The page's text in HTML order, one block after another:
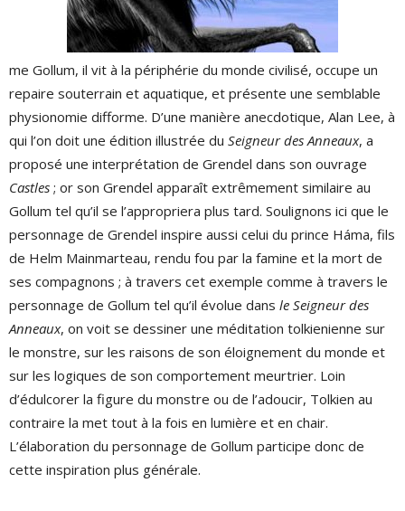
me Gollum, il vit à la périphérie du monde civilisé, occupe un
repaire souterrain et aquatique, et présente une semblable
physionomie difforme. D’une manière anecdotique, Alan Lee, à
qui l’on doit une édition illustrée du Seigneur des Anneaux, a
proposé une interprétation de Grendel dans son ouvrage
Castles ; or son Grendel apparaît extrêmement similaire au
Gollum tel qu’il se l’appropriera plus tard. Soulignons ici que le
personnage de Grendel inspire aussi celui du prince Háma, fils
de Helm Mainmarteau, rendu fou par la famine et la mort de
ses compagnons ; à travers cet exemple comme à travers le
personnage de Gollum tel qu’il évolue dans le Seigneur des
Anneaux, on voit se dessiner une méditation tolkienienne sur
le monstre, sur les raisons de son éloignement du monde et
sur les logiques de son comportement meurtrier. Loin
d’édulcorer la figure du monstre ou de l’adoucir, Tolkien au
contraire la met tout à la fois en lumière et en chair.
L’élaboration du personnage de Gollum participe donc de
cette inspiration plus générale.